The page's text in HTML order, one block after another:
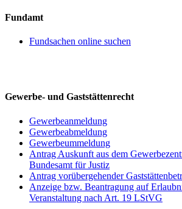
Fundamt
Fundsachen online suchen
Gewerbe- und Gaststättenrecht
Gewerbeanmeldung
Gewerbeabmeldung
Gewerbeummeldung
Antrag Auskunft aus dem
Bundesamt für Justiz
Antrag vorübergehender
Anzeige bzw. Beantragung auf
Veranstaltung nach Art. 19 LStVG